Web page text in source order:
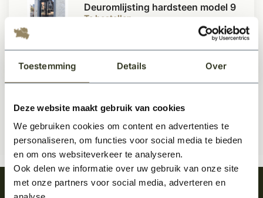
Toestemming Details Over
Deze website maakt gebruik van cookies
We gebruiken cookies om content en advertenties te
personaliseren, om functies voor social media te bieden
en om ons websiteverkeer te analyseren.
Ook delen we informatie over uw gebruik van onze site
met onze partners voor social media, adverteren en
Te bestellen
Deuromlijsting hardsteen model 9
Prijs op aanvraag
Meld je aan en ontvang het laatste nieuws